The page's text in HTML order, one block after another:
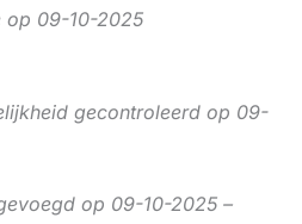
op 09-10-2025
gecontroleerd op 09-
op 09-10-2025 –